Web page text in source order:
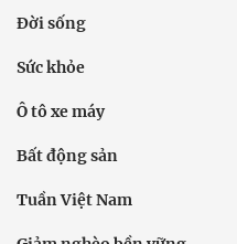
Đời sống
Sức khỏe
Ô tô xe máy
Bất động sản
Tuần Việt Nam